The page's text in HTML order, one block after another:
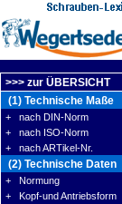
>>> zur ÜBERSICHT
(1) Technische Maße
+ nach DIN-Norm
+ nach ISO-Norm
+ nach ARTikel-Nr.
(2) Technische Daten
+ Normung
+ Kopf-und Antriebsform